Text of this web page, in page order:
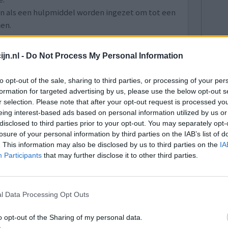
- Do Not Process My Personal Information
opt-out of the sale, sharing to third parties, or processing of your
for targeted advertising by us, please use the below opt-out
selection. Please note that after your opt-out request is processed
interest-based ads based on personal information utilized by us
to third parties prior to your opt-out. You may separately
of your personal information by third parties on the IAB’s list of
This information may also be disclosed by us to third parties on the
Participants that may further disclose it to other third parties.
Data Processing Opt Outs
opt-out of the Sharing of my personal data.
als een hulpmiddel worden ingezet om tot een
leeftijd algehele tevredenheid
1
Effectiviteit
Hoeveelheid bijwerkingen
een